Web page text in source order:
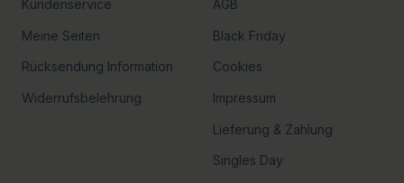
Kundenservice
Meine Seiten
Rücksendung Information
Widerrufsbelehrung
AGB
Black Friday
Cookies
Impressum
Lieferung & Zahlung
Singles Day